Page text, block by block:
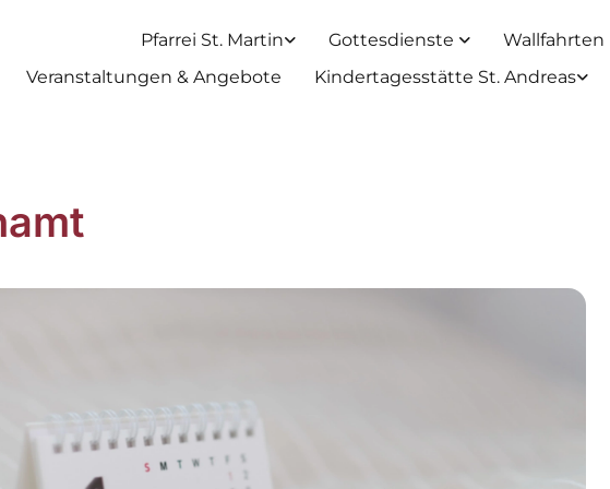
Pfarrei St. Martin Gottesdienste Wallfahrten
Veranstaltungen & Angebote
Kindertagesstätte St. Andreas